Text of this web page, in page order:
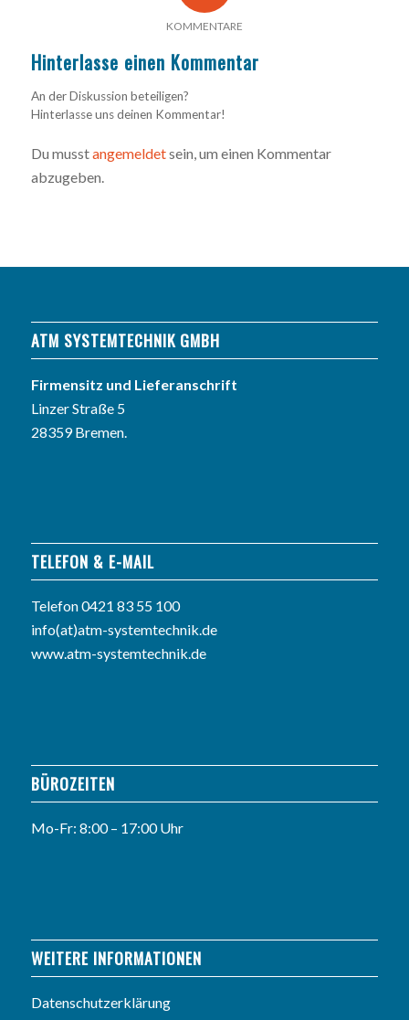
KOMMENTARE
Hinterlasse einen Kommentar
An der Diskussion beteiligen?
Hinterlasse uns deinen Kommentar!
Du musstangemeldetsein, um einen Kommentar
abzugeben.
ATM SYSTEMTECHNIK GMBH
Firmensitz und Lieferanschrift
Linzer Straße 5
28359 Bremen.
TELEFON & E-MAIL
Telefon0421 83 55 100
info(at)atm-systemtechnik.de
www.atm-systemtechnik.de
BÜROZEITEN
Mo-Fr: 8:00 – 17:00 Uhr
WEITERE INFORMATIONEN
Datenschutzerklärung